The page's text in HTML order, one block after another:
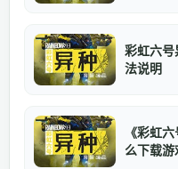
彩虹六
法说明
《彩虹
么下载游